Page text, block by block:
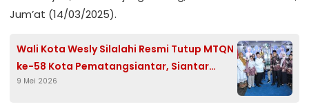
Jum’at (14/03/2025).
Wali Kota Wesly Silalahi Resmi Tutup MTQN
ke-58 Kota Pematangsiantar, Siantar
Martoba Juara Umum
9 Mei 2026